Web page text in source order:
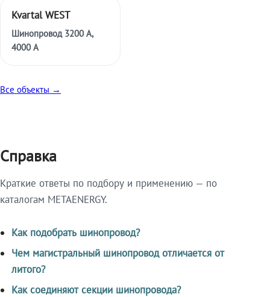
Kvartal WEST
Шинопровод 3200 А,
4000 А
Все объекты →
Справка
Краткие ответы по подбору и применению — по
каталогам METAENERGY.
Как подобрать шинопровод?
Чем магистральный шинопровод отличается от
литого?
Как соединяют секции шинопровода?